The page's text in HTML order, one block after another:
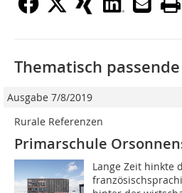
Thematisch
Ausgabe 7/8/2019
Rurale Referenzen
Primarschule
Lange Zeit hinkte